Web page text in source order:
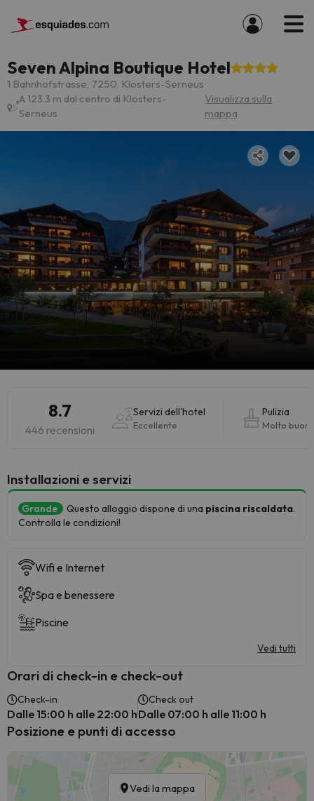
Seven Alpina Boutique Hotel
1 Bahnhofstrasse, 7250, Klosters-Serneus
A 123.3 m dal centro di Klosters-
Serneus
Visualizza sulla
mappa
8.7
446 recensioni
Servizi dell'hotel
Eccellente
Pulizia
Molto
Installazioni e servizi
Grande Questo alloggio dispone di una piscina riscaldata.
Controlla le condizioni!
Wifi e Internet
Spa e benessere
Piscine
Vedi tutti
Orari di check-in e check-out
Check-in
Dalle 15:00 h alle 22:00 h
Check out
Dalle 07:00 h alle 11:00 h
Posizione e punti di accesso
Vedi la mappa